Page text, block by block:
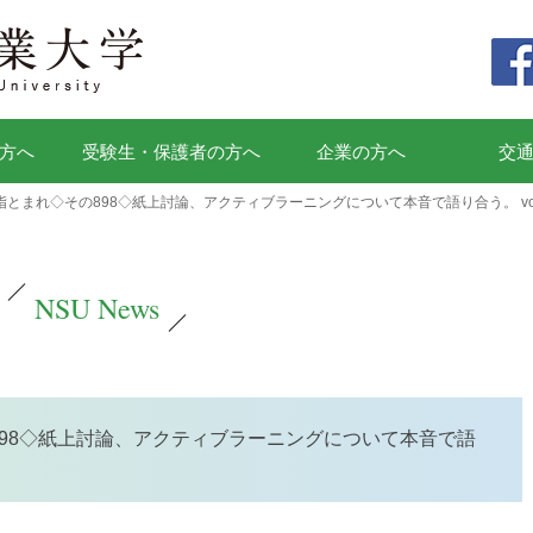
へ 受験生・保護者の方へ 企業の方へ 交
とまれ◇その898◇紙上討論、アクティブラーニングについて本音で語り合う。
NSU News
紙上討論、アクティブラーニングについて本音で語